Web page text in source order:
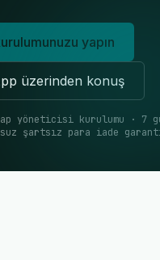
yapın
üzerinden konuş
yöneticisi kurulumu · 7
şartsız para iade